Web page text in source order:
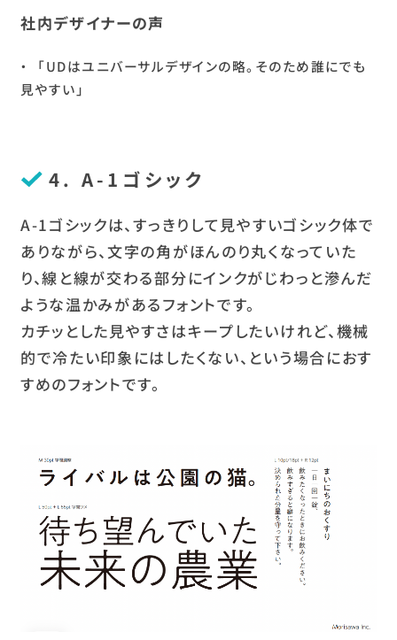
社内デザイナーの声
「UDはユニバーサルデザインの略。そのため誰にでも
見やすい」
4. A-1ゴシック
A-1ゴシックは、すっきりして見やすいゴシック体で
ありながら、文字の角がほんのり丸くなっていた
り、線と線が交わる部分にインクがじわっと滲んだ
ような温かみがあるフォントです。
カチッとした見やすさはキープしたいけれど、機械
的で冷たい印象にはしたくない、という場合におす
すめのフォントです。